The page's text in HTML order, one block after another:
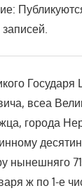
записей.
всеа
города
нынешняго
ж по 1-е